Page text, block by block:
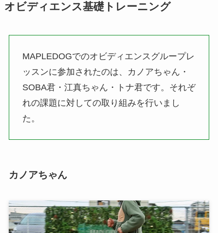
オビディエンス基礎トレーニング
MAPLEDOGでのオビディエンスグループレ
ッスンに参加されたのは、カノアちゃん・
SOBA君・江真ちゃん・トナ君です。それぞ
れの課題に対しての取り組みを行いまし
た。
カノアちゃん